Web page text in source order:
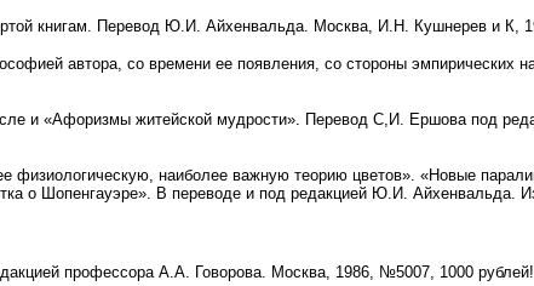
книгам. Перевод Ю.И. Айхенвальда. Москва, И.Н. Кушнерев и К,
автора, со времени ее появления, со стороны
и «Афоризмы житейской мудрости». Перевод С,И. Ершова под
наиболее важную теорию цветов». «Новые
о Шопенгауэре». В переводе и под редакцией Ю.И.
профессора А.А. Говорова. Москва, 1986, №5007, 1000 рублей!